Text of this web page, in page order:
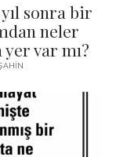
sonra bir
neler
var mı?